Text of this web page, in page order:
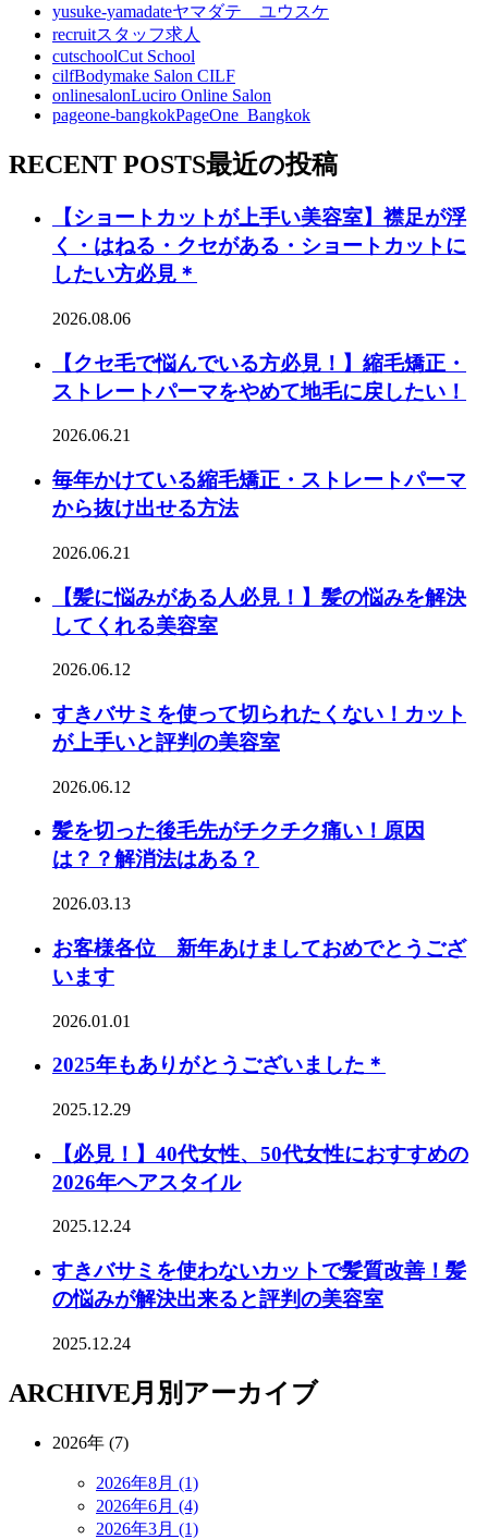
yusuke-yamadateヤマダテ ユウスケ
recruitスタッフ求人
cutschoolCut School
cilfBodymake Salon CILF
onlinesalonLuciro Online Salon
pageone-bangkokPageOne_Bangkok
RECENT POSTS最近の投稿
【ショートカットが上手い美容室】襟足が浮
く・はねる・クセがある・ショートカットに
したい方必見＊
2026.08.06
【クセ毛で悩んでいる方必見！】縮毛矯正・
ストレートパーマをやめて地毛に戻したい！
2026.06.21
毎年かけている縮毛矯正・ストレートパーマ
から抜け出せる方法
2026.06.21
【髪に悩みがある人必見！】髪の悩みを解決
してくれる美容室
2026.06.12
すきバサミを使って切られたくない！カット
が上手いと評判の美容室
2026.06.12
髪を切った後毛先がチクチク痛い！原因
は？？解消法はある？
2026.03.13
お客様各位 新年あけましておめでとうござ
います
2026.01.01
2025年もありがとうございました＊
2025.12.29
【必見！】40代女性、50代女性におすすめの
2026年ヘアスタイル
2025.12.24
すきバサミを使わないカットで髪質改善！髪
の悩みが解決出来ると評判の美容室
2025.12.24
ARCHIVE月別アーカイブ
2026年 (7)
2026年8月 (1)
2026年6月 (4)
2026年3月 (1)